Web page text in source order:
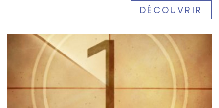
DÉCOUVRIR